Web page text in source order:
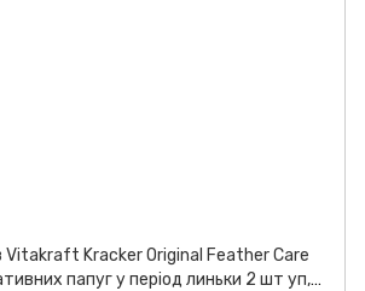
Vitakraft Kracker Original Feather Care
папуг у період линьки 2 шт уп,